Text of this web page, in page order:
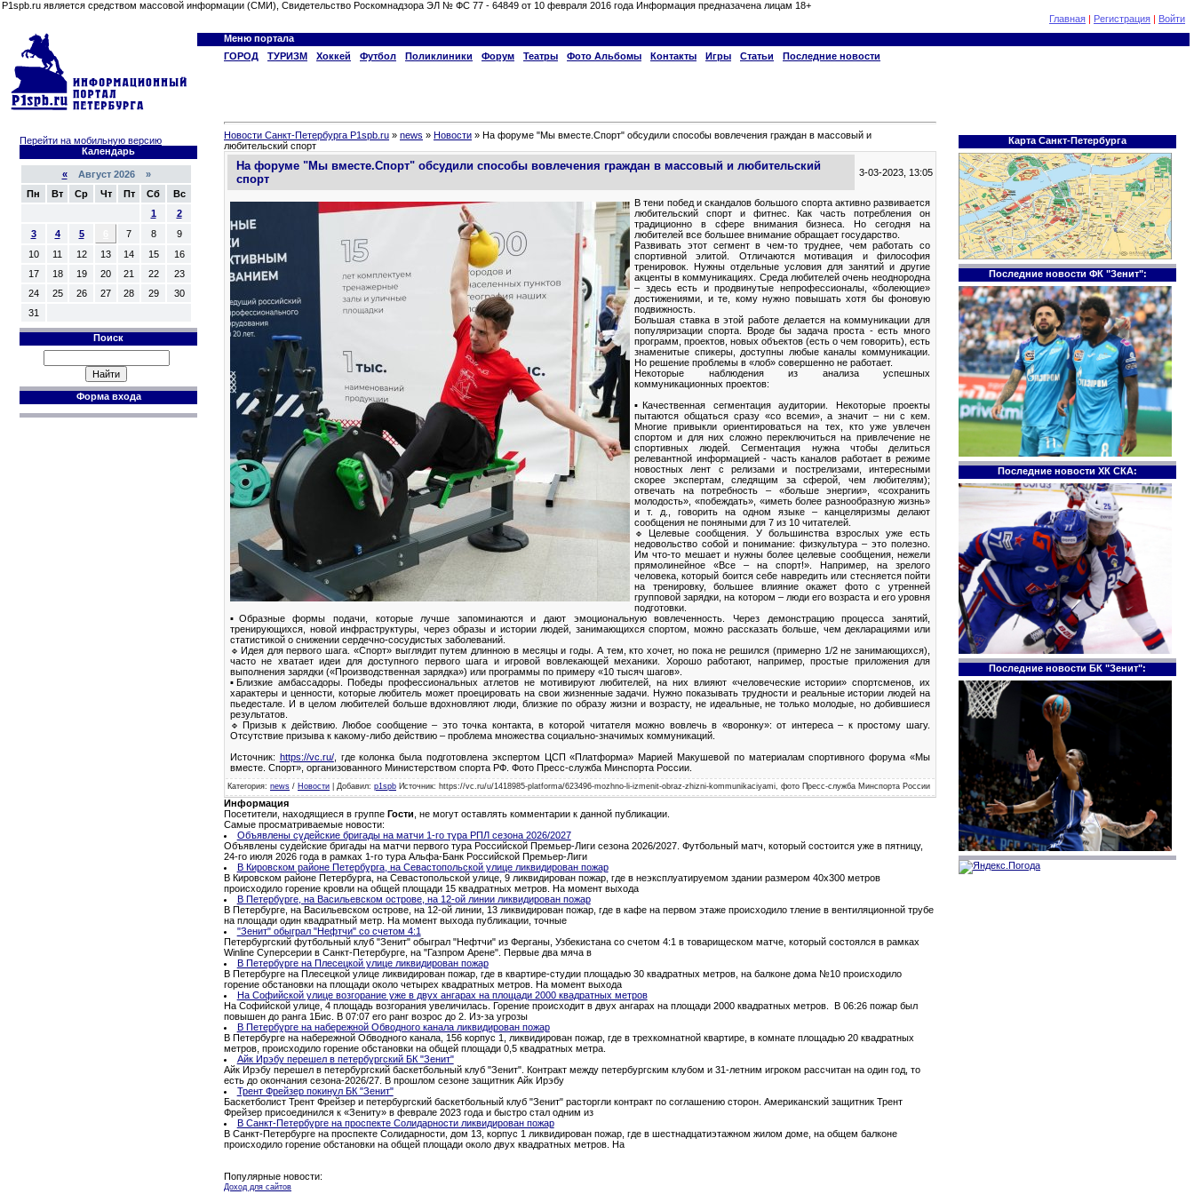
P1spb.ru является средством массовой информации (СМИ), Свидетельство Роскомнадзора ЭЛ № ФС 77 - 64849 от 10 февраля 2016 года Информация предназачена лицам 18+
Главная | Регистрация | Войти
Меню портала
ГОРОД
ТУРИЗМ Хоккей Футбол Поликлиники Форум Театры Фото Альбомы Контакты Игры Статьи Последние новости
Перейти на мобильную версию
Календарь
«Август 2026 »
Пн
Вт Ср Чт Пт Сб
Вс
1
2
3
4 5 7 8
9
10
11 12 13 14 15
16
17
18 19 20 21 22
23
24
25 26 27 28 29
30
31
Поиск
Форма входа
Новости Санкт-Петербурга P1spb.ru » news » Новости » На форуме "Мы вместе.Спорт" обсудили способы вовлечения граждан в массовый и
любительский спорт
На форуме "Мы вместе.Спорт" обсудили способы вовлечения граждан в массовый и любительский
спорт
3-03-2023, 13:05
В тени побед и скандалов большого спорта активно развивается
любительский спорт и фитнес. Как часть потребления он
традиционно в сфере внимания бизнеса. Но сегодня на
любителей все большее внимание обращает государство.
Развивать этот сегмент в чем-то труднее, чем работать со
спортивной элитой. Отличаются мотивация и философия
тренировок. Нужны отдельные условия для занятий и другие
акценты в коммуникациях. Среда любителей очень неоднородна
– здесь есть и продвинутые непрофессионалы, «болеющие»
достижениями, и те, кому нужно повышать хотя бы фоновую
подвижность.
Большая ставка в этой работе делается на коммуникации для
популяризации спорта. Вроде бы задача проста - есть много
программ, проектов, новых объектов (есть о чем говорить), есть
знаменитые спикеры, доступны любые каналы коммуникации.
Но решение проблемы в «лоб» совершенно не работает.
Некоторые наблюдения из анализа успешных
коммуникационных проектов:
▪Качественная сегментация аудитории. Некоторые проекты
пытаются общаться сразу «со всеми», а значит – ни с кем.
Многие привыкли ориентироваться на тех, кто уже увлечен
спортом и для них сложно переключиться на привлечение не
спортивных людей. Сегментация нужна чтобы делиться
релевантной информацией - часть каналов работает в режиме
новостных лент с релизами и пострелизами, интересными
скорее экспертам, следящим за сферой, чем любителям);
отвечать на потребность – «больше энергии», «сохранить
молодость», «побеждать», «иметь более разнообразную жизнь»
и т. д., говорить на одном языке – канцеляризмы делают
сообщения не поняными для 7 из 10 читателей.
🔹Целевые сообщения. У большинства взрослых уже есть
недовольство собой и понимание: физкультура – это полезно.
Им что-то мешает и нужны более целевые сообщения, нежели
прямолинейное «Все – на спорт!». Например, на зрелого
человека, который боится себе навредить или стесняется пойти
на тренировку, большее влияние окажет фото с утренней
групповой зарядки, на котором – люди его возраста и его уровня
подготовки.
▪Образные формы подачи, которые лучше запоминаются и дают эмоциональную вовлеченность. Через демонстрацию процесса занятий,
тренирующихся, новой инфраструктуры, через образы и истории людей, занимающихся спортом, можно рассказать больше, чем декларациями или
статистикой о снижении сердечно-сосудистых заболеваний.
🔹Идея для первого шага. «Спорт» выглядит путем длинною в месяцы и годы. А тем, кто хочет, но пока не решился (примерно 1/2 не занимающихся),
часто не хватает идеи для доступного первого шага и игровой вовлекающей механики. Хорошо работают, например, простые приложения для
выполнения зарядки («Производственная зарядка») или программы по примеру «10 тысяч шагов».
▪Близкие амбассадоры. Победы профессиональных атлетов не мотивируют любителей, на них влияют «человеческие истории» спортсменов, их
характеры и ценности, которые любитель может проецировать на свои жизненные задачи. Нужно показывать трудности и реальные истории людей на
пьедестале. И в целом любителей больше вдохновляют люди, близкие по образу жизни и возрасту, не идеальные, не только молодые, но добившиеся
результатов.
🔹Призыв к действию. Любое сообщение – это точка контакта, в которой читателя можно вовлечь в «воронку»: от интереса – к простому шагу.
Отсутствие призыва к какому-либо действию – проблема множества социально-значимых коммуникаций.
Источник: https://vc.ru/, где колонка была подготовлена экспертом ЦСП «Платформа» Марией Макушевой по материалам спортивного форума «Мы
вместе. Спорт», организованного Министерством спорта РФ. Фото Пресс-служба Минспорта России.
Категория: news / Новости Добавил: p1spb Источник: https://vc.ru/u/1418985-platforma/623496-mozhno-li-izmenit-obraz-zhizni-kommunikaciyami, фото Пресс-служба Минспорта России
Информация
Посетители, находящиеся в группе Гости , не могут оставлять комментарии к данной публикации.
Самые просматриваемые новости:
Объявлены судейские бригады на матчи 1-го тура РПЛ сезона 2026/2027
Объявлены судейские бригады на матчи первого тура Российской Премьер-Лиги сезона 2026/2027. Футбольный матч, который состоится уже в пятницу,
24-го июля 2026 года в рамках 1-го тура Альфа-Банк Российской Премьер-Лиги
В Кировском районе Петербурга, на Севастопольской улице ликвидирован пожар
В Кировском районе Петербурга, на Севастопольской улице, 9 ликвидирован пожар, где в неэксплуатируемом здании размером 40х300 метров
происходило горение кровли на общей площади 15 квадратных метров. На момент выхода
В Петербурге, на Васильевском острове, на 12-ой линии ликвидирован пожар
В Петербурге, на Васильевском острове, на 12-ой линии, 13 ликвидирован пожар, где в кафе на первом этаже происходило тление в вентиляционной трубе
на площади один квадратный метр. На момент выхода публикации, точные
"Зенит" обыграл "Нефтчи" со счетом 4:1
Петербургский футбольный клуб "Зенит" обыграл "Нефтчи" из Ферганы, Узбекистана со счетом 4:1 в товарищеском матче, который состоялся в рамках
Winline Суперсерии в Санкт-Петербурге, на "Газпром Арене". Первые два мяча в
В Петербурге на Плесецкой улице ликвидирован пожар
В Петербурге на Плесецкой улице ликвидирован пожар, где в квартире-студии площадью 30 квадратных метров, на балконе дома №10 происходило
горение обстановки на площади около четырех квадратных метров. На момент выхода
На Софийской улице возгорание уже в двух ангарах на площади 2000 квадратных метров
На Софийской улице, 4 площадь возгорания увеличилась. Горение происходит в двух ангарах на площади 2000 квадратных метров. В 06:26 пожар был
повышен до ранга 1Бис. В 07:07 его ранг возрос до 2. Из-за угрозы
В Петербурге на набережной Обводного канала ликвидирован пожар
В Петербурге на набережной Обводного канала, 156 корпус 1, ликвидирован пожар, где в трехкомнатной квартире, в комнате площадью 20 квадратных
метров, происходило горение обстановки на общей площади 0,5 квадратных метра.
Айк Ирэбу перешел в петербургский БК "Зенит"
Айк Ирэбу перешел в петербургский баскетбольный клуб "Зенит". Контракт между петербургским клубом и 31-летним игроком рассчитан на один год, то
есть до окончания сезона-2026/27. В прошлом сезоне защитник Айк Ирэбу
Трент Фрейзер покинул БК "Зенит"
Баскетболист Трент Фрейзер и петербургский баскетбольный клуб "Зенит" расторгли контракт по соглашению сторон. Американский защитник Трент
Фрейзер присоединился к «Зениту» в феврале 2023 года и быстро стал одним из
В Санкт-Петербурге на проспекте Солидарности ликвидирован пожар
В Санкт-Петербурге на проспекте Солидарности, дом 13, корпус 1 ликвидирован пожар, где в шестнадцатиэтажном жилом доме, на общем балконе
происходило горение обстановки на общей площади около двух квадратных метров. На
Популярные новости:
Доход для сайтов
Карта Санкт-Петербурга
Последние новости ФК "Зенит":
Последние новости ХК СКА:
Последние новости БК "Зенит":